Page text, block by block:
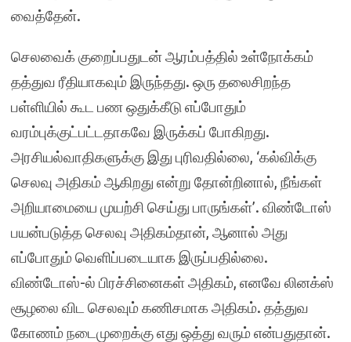
வைத்தேன்.
செலவைக் குறைப்பதுடன் ஆரம்பத்தில் உள்நோக்கம்
தத்துவ ரீதியாகவும் இருந்தது. ஒரு தலைசிறந்த
பள்ளியில் கூட பண ஒதுக்கீடு எப்போதும்
வரம்புக்குட்பட்டதாகவே இருக்கப் போகிறது.
அரசியல்வாதிகளுக்கு இது புரிவதில்லை, ‘கல்விக்கு
செலவு அதிகம் ஆகிறது என்று தோன்றினால், நீங்கள்
அறியாமையை முயற்சி செய்து பாருங்கள்’. விண்டோஸ்
பயன்படுத்த செலவு அதிகம்தான், ஆனால் அது
எப்போதும் வெளிப்படையாக இருப்பதில்லை.
விண்டோஸ்-ல் பிரச்சினைகள் அதிகம், எனவே லினக்ஸ்
சூழலை விட செலவும் கணிசமாக அதிகம். தத்துவ
கோணம் நடைமுறைக்கு எது ஒத்து வரும் என்பதுதான்.